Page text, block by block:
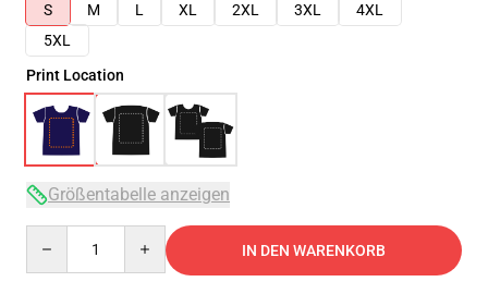
S
M L XL 2XL 3XL
4XL
5XL
Print Location
Größentabelle anzeigen
IN DEN WARENKORB